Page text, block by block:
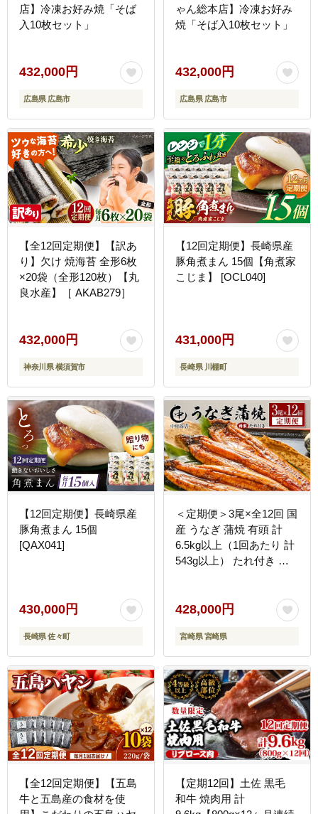
店】冷凍お好み焼「そば
入10枚セット」
432,000円
広島県 広島市
ゃん総本店】冷凍お好み
焼「そば入10枚セット」
432,000円
広島県 広島市
【全12回定期便】【訳あ
り】欠け 焼海苔 全形6枚
×20袋（全形120枚）【丸
良水産】［ AKAB279］
432,000円
神奈川県 横須賀市
【12回定期便】長崎県産
豚角煮まん 15個【角煮家
こじま】 [OCL040]
431,000円
長崎県 川棚町
【12回定期便】長崎県産
豚角煮まん 15個
[QAX041]
430,000円
長崎県 佐々町
＜定期便＞3尾×全12回 国
産 うなぎ 蒲焼 有頭 計
6.5kg以上（1回あたり 計
543g以上） たれ付き 宮
428,000円
宮崎県 宮崎県
【全12回定期便】【五島
牛と五島産の食材を使
【定期12回】土佐 黒毛
和牛 焼肉用 計